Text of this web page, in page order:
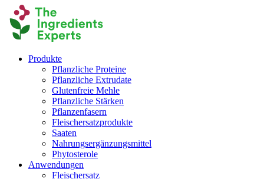
Produkte
Pflanzliche Proteine
Pflanzliche Extrudate
Glutenfreie Mehle
Pflanzliche Stärken
Pflanzenfasern
Fleischersatzprodukte
Saaten
Nahrungsergänzungsmittel
Phytosterole
Anwendungen
Fleischersatz